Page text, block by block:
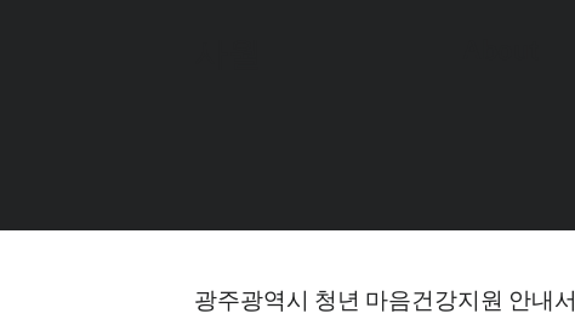
광주광역시 청년 마음건강지원 안내서